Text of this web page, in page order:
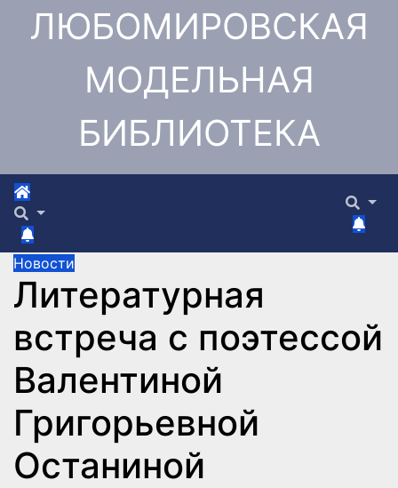
ПерейтиЛЮБОМИРОВСКАЯ
МОДЕЛЬНАЯ
БИБЛИОТЕКА
Новости
Литературная
встреча с поэтессой
Валентиной
Григорьевной
Останиной